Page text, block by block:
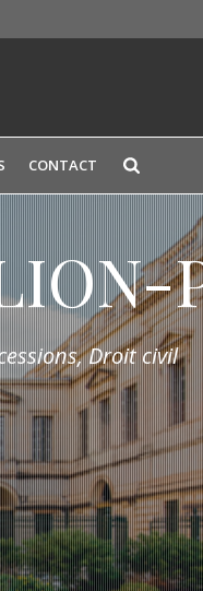
CONTACT
Droit civil